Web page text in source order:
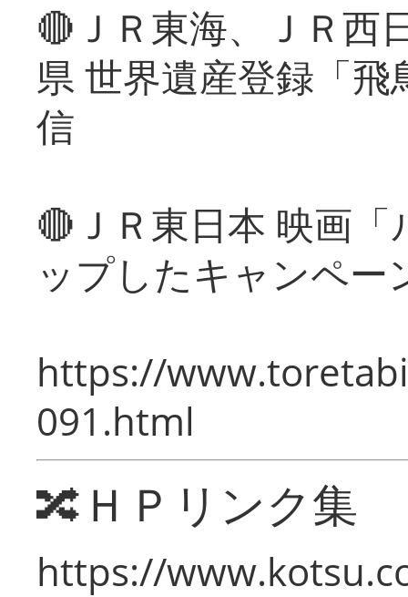
🔴ＪＲ東海、ＪＲ西
県 世界遺産登録「
信
🔴ＪＲ東日本 映画
ップしたキャンペー
https://
091.html
🔀ＨＰリンク集
https://